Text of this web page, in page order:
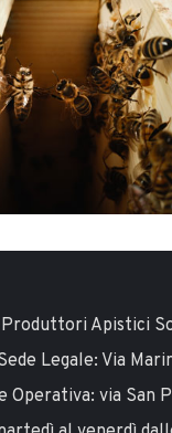
Apistici
Legale: Via
Operativa: via San